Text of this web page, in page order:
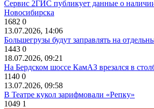
Сервис 2ГИС публикует данные о
Новосибирска
1682 0
13.07.2026, 14:06
Большегрузы будут заправлять на
1443 0
18.07.2026, 09:21
На Бердском шоссе КамАЗ врезался в
1140 0
13.07.2026, 09:58
В Театре кукол зарифмовали «Репку»
1049 1